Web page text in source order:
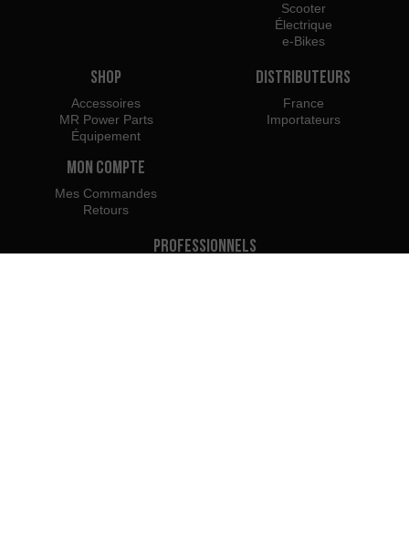
Scooter
Électrique
e-Bikes
Shop
Accessoires
MR Power Parts
Équipement
Mon Compte
Mes Commandes
Retours
Distributeurs
France
Importateurs
Professionnels